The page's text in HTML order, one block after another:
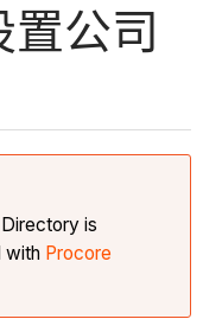
公司
is
with Procore